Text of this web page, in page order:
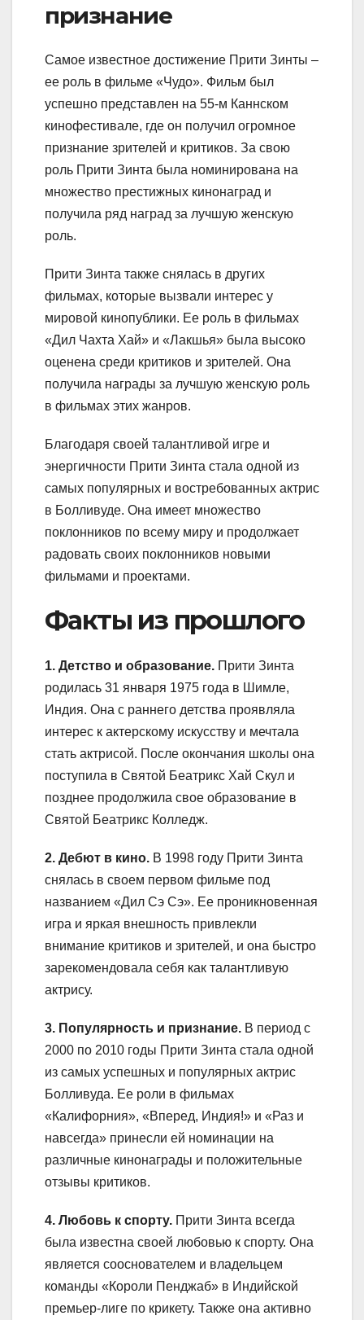
признание
Самое известное достижение Прити Зинты –
ее роль в фильме «Чудо». Фильм был
успешно представлен на 55-м Каннском
кинофестивале, где он получил огромное
признание зрителей и критиков. За свою
роль Прити Зинта была номинирована на
множество престижных кинонаград и
получила ряд наград за лучшую женскую
роль.
Прити Зинта также снялась в других
фильмах, которые вызвали интерес у
мировой кинопублики. Ее роль в фильмах
«Дил Чахта Хай» и «Лакшья» была высоко
оценена среди критиков и зрителей. Она
получила награды за лучшую женскую роль
в фильмах этих жанров.
Благодаря своей талантливой игре и
энергичности Прити Зинта стала одной из
самых популярных и востребованных актрис
в Болливуде. Она имеет множество
поклонников по всему миру и продолжает
радовать своих поклонников новыми
фильмами и проектами.
Факты из прошлого
1. Детство и образование. Прити Зинта
родилась 31 января 1975 года в Шимле,
Индия. Она с раннего детства проявляла
интерес к актерскому искусству и мечтала
стать актрисой. После окончания школы она
поступила в Святой Беатрикс Хай Скул и
позднее продолжила свое образование в
Святой Беатрикс Колледж.
2. Дебют в кино. В 1998 году Прити Зинта
снялась в своем первом фильме под
названием «Дил Сэ Сэ». Ее проникновенная
игра и яркая внешность привлекли
внимание критиков и зрителей, и она быстро
зарекомендовала себя как талантливую
актрису.
3. Популярность и признание. В период с
2000 по 2010 годы Прити Зинта стала одной
из самых успешных и популярных актрис
Болливуда. Ее роли в фильмах
«Калифорния», «Вперед, Индия!» и «Раз и
навсегда» принесли ей номинации на
различные кинонаграды и положительные
отзывы критиков.
4. Любовь к спорту. Прити Зинта всегда
была известна своей любовью к спорту. Она
является сооснователем и владельцем
команды «Короли Пенджаб» в Индийской
премьер-лиге по крикету. Также она активно